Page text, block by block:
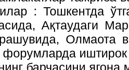
: Тошкентда
Ақтаудаги
Олмаота
форумларда
барчасини